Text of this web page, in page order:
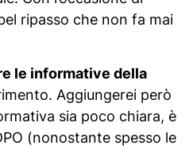
ripasso che non fa mai
le informative della
Aggiungerei però
sia poco chiara, è
(nonostante spesso le